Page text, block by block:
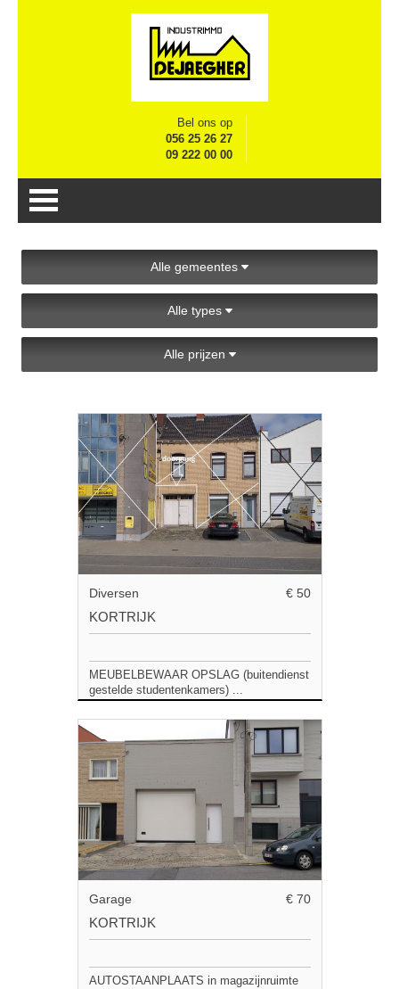
Bel ons op
056 25 26 27
09 222 00 00
Alle gemeentes
Alle types
Alle prijzen
Diversen € 50
KORTRIJK
MEUBELBEWAAR OPSLAG (buitendienst
gestelde studentenkamers) ...
Garage € 70
KORTRIJK
AUTOSTAANPLAATS in magazijnruimte